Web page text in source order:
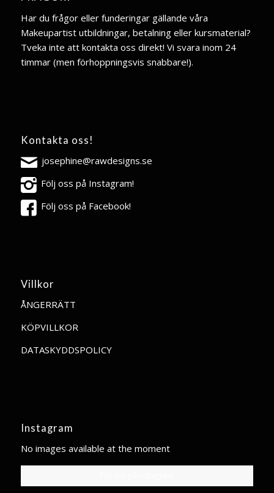
Har du frågor eller funderingar gällande våra
Makeupartist utbildningar, betalning eller kursmaterial?
Tveka inte att kontakta oss direkt! Vi svara inom 24
timmar (men förhoppningsvis snabbare!).
Kontakta oss!
josephine@rawdesigns.se
Följ oss på Instagram!
Följ oss på Facebook!
Villkor
ÅNGERRÄTT
KÖPVILLKOR
DATASKYDDSPOLICY
Instagram
No images available at the moment